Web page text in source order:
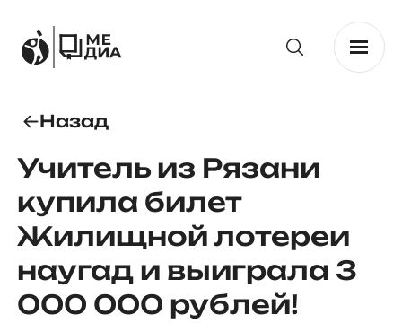
Назад
Учитель из Рязани
купила билет
Жилищной лотереи
наугад и выиграла 3
000 000 рублей!